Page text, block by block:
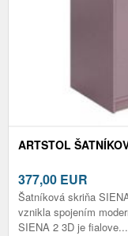
ARTSTOL
377,00 EUR
Šatníková skriňa
vznikla spojením
SIENA 2 3D je fialove...